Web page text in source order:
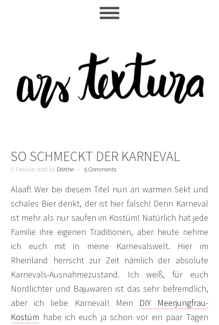
SO SCHMECKT DER KARNEVAL
7. Februar 2016 by Dörthe 5 Comments
Alaaf! Wer bei diesem Titel nun an warmen Sekt und
schales Bier denkt, der ist hier falsch! Denn Karneval
ist mehr als nur saufen im Kostüm! Natürlich hat jede
Familie ihre eigenen Traditionen, aber heute nehme
ich euch mit in meine Karnevalswelt. Hier im
Rheinland herrscht zur Zeit nämlich der absolute
Karnevals-Ausnahmezustand. Ich weiß, für euch
Nordlichter und Bajuwaren ist das sehr befremdlich,
aber ich liebe Karneval! Mein
DIY Meerjungfrau-
Kostüm habe ich euch ja schon vor ein paar Tagen